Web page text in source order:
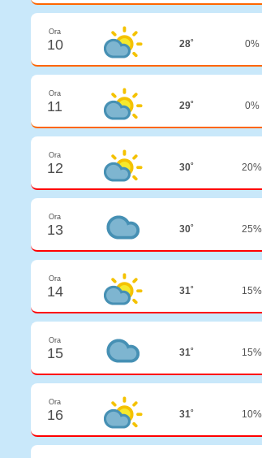
Ora
10 28˚ 0%
Ora
11 29˚ 0%
Ora
12 30˚ 20%
Ora
13 30˚ 25%
Ora
14 31˚ 15%
Ora
15 31˚ 15%
Ora
16 31˚ 10%